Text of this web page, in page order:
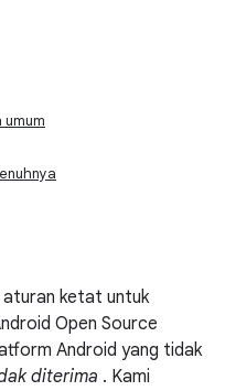
aturan ketat untuk
Open Source
Android yang tidak
diterima . Kami